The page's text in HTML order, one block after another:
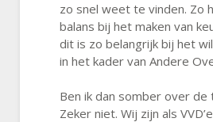
zo snel weet te vinden. Zo
balans bij het maken van
dit is zo belangrijk bij het
in het kader van Andere
Ben ik dan somber over de
Zeker niet. Wij zijn als